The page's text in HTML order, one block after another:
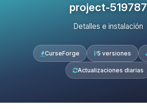
project-519787
Detalles e instalación
CurseForge 5 versiones
Actualizaciones diarias